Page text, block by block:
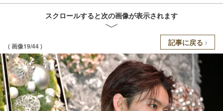
スクロールすると次の画像が表示されます
( 画像19/44 ) 記事に戻る